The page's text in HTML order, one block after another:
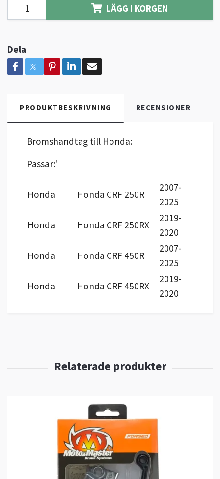
LÄGG I KORGEN
Dela
PRODUKTBESKRIVNING RECENSIONER
Bromshandtag till Honda:
Passar:'
Honda Honda CRF 250R
2007-
2025
Honda
Honda CRF 250RX
2019-
2020
Honda
Honda CRF 450R
2007-
2025
Honda
Honda CRF 450RX
2019-
2020